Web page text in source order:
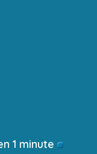
1 minute